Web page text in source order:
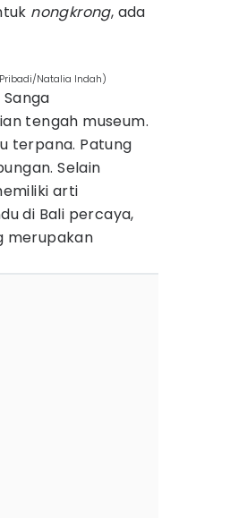
nongkrong, ada
Natalia Indah)
tengah museum.
terpana. Patung
Selain
arti
di Bali percaya,
merupakan